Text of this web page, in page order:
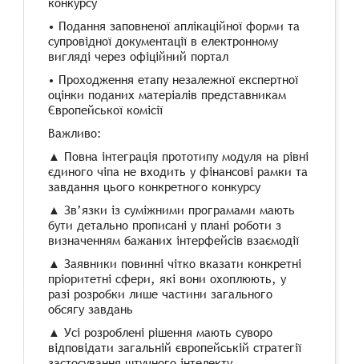
• Подання заповненої аплікаційної форми та
супровідної документації в електронному
вигляді через офіційний портал
• Проходження етапу незалежної експертної
оцінки поданих матеріалів представникам
Європейської комісії
Важливо:
▲ Повна інтеграція прототипу модуля на рівні
єдиного чіпа не входить у фінансові рамки та
завдання цього конкретного конкурсу
▲ Зв’язки із суміжними програмами мають
бути детально прописані у плані роботи з
визначенням бажаних інтерфейсів взаємодії
▲ Заявники повинні чітко вказати конкретні
пріоритетні сфери, які вони охоплюють, у
разі розробки лише частини загального
обсягу завдань
▲ Усі розроблені рішення мають суворо
відповідати загальній європейській стратегії